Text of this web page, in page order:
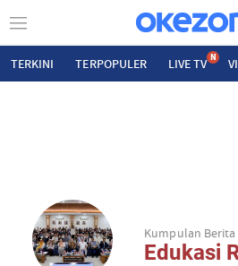
TERKINI TERPOPULER LIVE TV N
Kumpulan Berita
Edukasi